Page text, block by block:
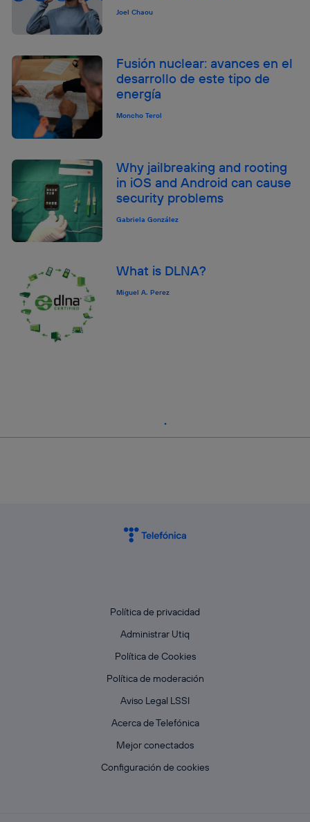
Joel Chaou
Fusión nuclear: avances en el
desarrollo de este tipo de
energía
Moncho Terol
Why jailbreaking and rooting
in iOS and Android can cause
security problems
Gabriela González
What is DLNA?
Miguel A. Perez
Política de privacidad
Administrar Utiq
Política de Cookies
Política de moderación
Aviso Legal LSSI
Acerca de Telefónica
Mejor conectados
Configuración de cookies